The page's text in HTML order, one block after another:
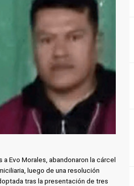
Evo Morales, abandonaron la cárcel
luego de una resolución
tras la presentación de tres